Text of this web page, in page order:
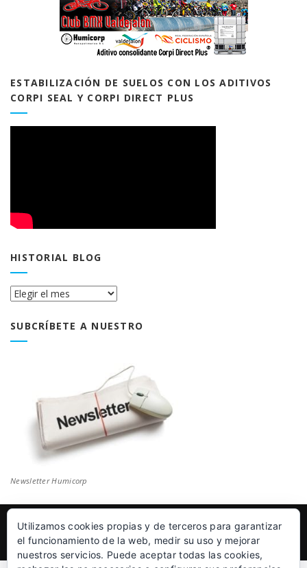
ESTABILIZACIÓN DE SUELOS CON LOS ADITIVOS
CORPI SEAL Y CORPI DIRECT PLUS
HISTORIAL BLOG
Historial
SUBCRÍBETE A NUESTRO
Newsletter Humicorp
© Humicorp Nanopolímeros S.L 2011-2026| Aviso Legal
Utilizamos cookies propias y de terceros para garantizar
el funcionamiento de la web, medir su uso y mejorar
nuestros servicios. Puede aceptar todas las cookies,